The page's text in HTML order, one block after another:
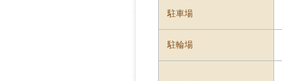
駐車場
駐輪場